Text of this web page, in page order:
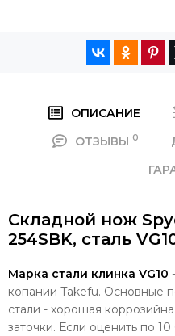
ОПИСАНИЕ
ОТЗЫВЫ 0
Складной нож
254SBK, сталь
Марка стали клинка VG10
копании Takefu. Основные
стали - хорошая
заточки. Если оценить по